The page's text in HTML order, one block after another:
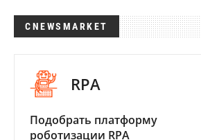
CNEWSMARKET
RPA
Подобрать платформу
роботизации RPA